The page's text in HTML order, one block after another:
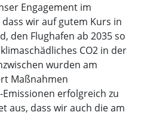
Engagement im
wir auf gutem Kurs in
den Flughafen ab 2035 so
CO2 in der
wurden am
Maßnahmen
erfolgreich zu
aus, dass wir auch die am